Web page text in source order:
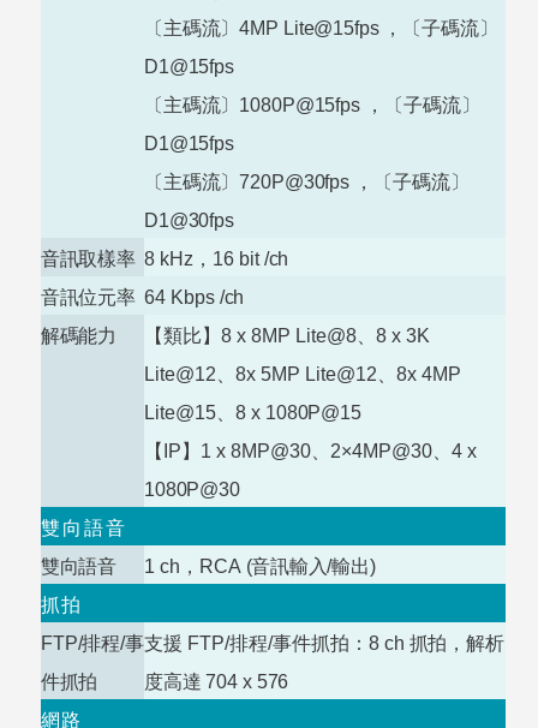
〔主碼流〕4MP Lite@15fps ，〔子碼流〕
D1@15fps
〔主碼流〕 1080P@15fps
，〔子碼流〕
D1@15fps
〔主碼流〕720P@30fps
，〔子碼流〕
D1@30fps
音訊取樣率 8 kHz ， 16 bit/ch
音訊位元率 64 Kbps /ch
解碼能力
【類比】 8 x 8MP Lite@8
8 x 3K
Lite@12
8x 5MP Lite@12
8x 4MP
Lite@15
8 x 1080P@15
【 IP 】 1 x 8MP@30 2×4MP@30
4 x
1080P@30
雙向語音
雙向語音
1 ch ，RCA (音訊輸入/輸出)
抓拍
FTP/排程/事
件抓拍
支援 FTP/排程/事件抓拍： 8 ch 抓拍，解析
度高達704 x 576
網路